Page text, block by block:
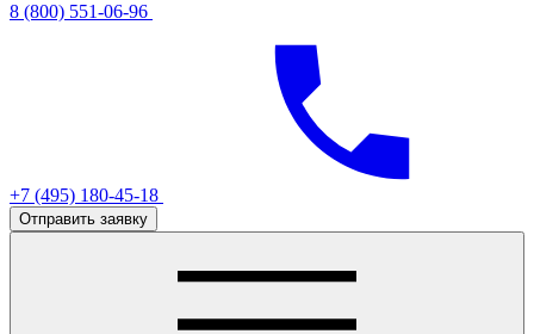
8 (800) 551-06-96
+7 (495) 180-45-18
Отправить заявку